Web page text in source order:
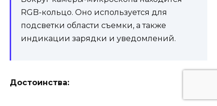
RGB-кольцо. Оно используется для
подсветки области съемки, а также
индикации зарядки и уведомлений.
Достоинства: